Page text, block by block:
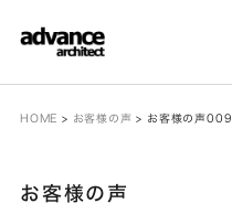
HOME > お客様の声 > お客様の声009
お客様の声